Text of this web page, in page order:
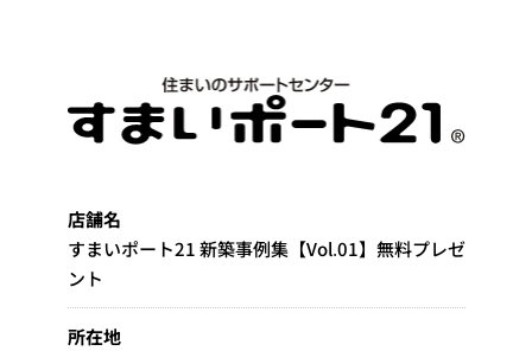
店舗名
すまいポート21 新築事例集【Vol.01】無料プレゼ
ント
所在地